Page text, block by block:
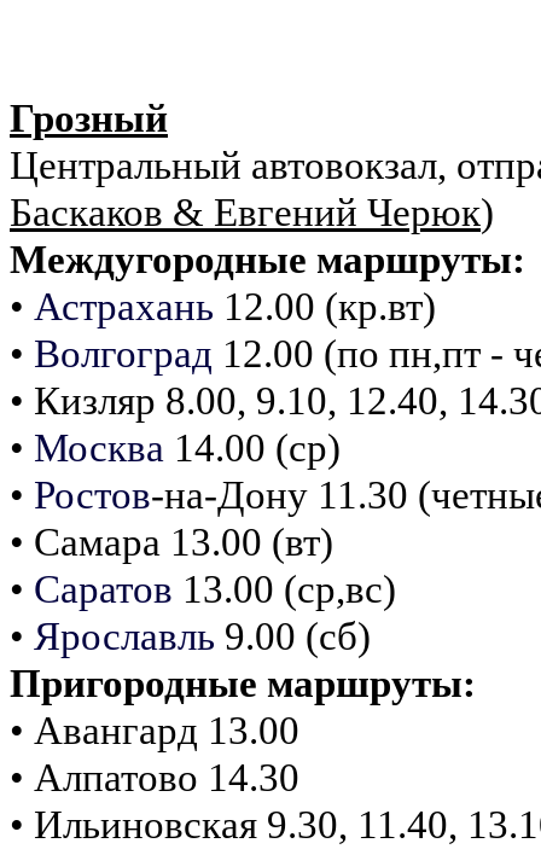
Грозный
Центральный автовокзал,
Баскаков & Евгений Черюк)
Междугородные маршруты:
• Астрахань 12.00 (кр.вт)
• Волгоград 12.00 (по пн,пт -
• Кизляр 8.00, 9.10, 12.40,
• Москва 14.00 (ср)
• Ростов-на-Дону 11.30
• Самара 13.00 (вт)
• Саратов 13.00 (ср,вс)
• Ярославль 9.00 (сб)
Пригородные маршруты:
• Авангард 13.00
• Алпатово 14.30
• Ильиновская 9.30, 11.40,